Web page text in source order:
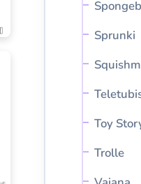
Sprunki
Toy
Trolle